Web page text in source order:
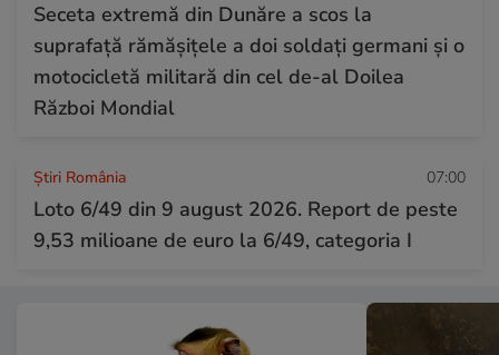
Seceta extremă din Dunăre a scos la
suprafață rămășițele a doi soldați germani și o
motocicletă militară din cel de-al Doilea
Război Mondial
Știri România 07:00
Loto 6/49 din 9 august 2026. Report de peste
9,53 milioane de euro la 6/49, categoria I